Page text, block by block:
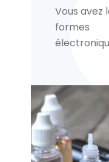
Vous avez